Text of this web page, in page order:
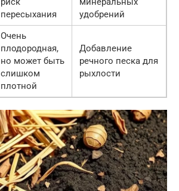
пересыхания
удобрений
Очень
плодородная,
но может быть
слишком
плотной
Добавление
речного песка для
рыхлости